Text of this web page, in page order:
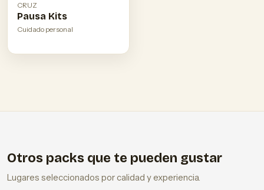
CRUZ
Pausa Kits
Cuidado personal
Otros packs que te pueden gustar
Lugares seleccionados por calidad y experiencia.